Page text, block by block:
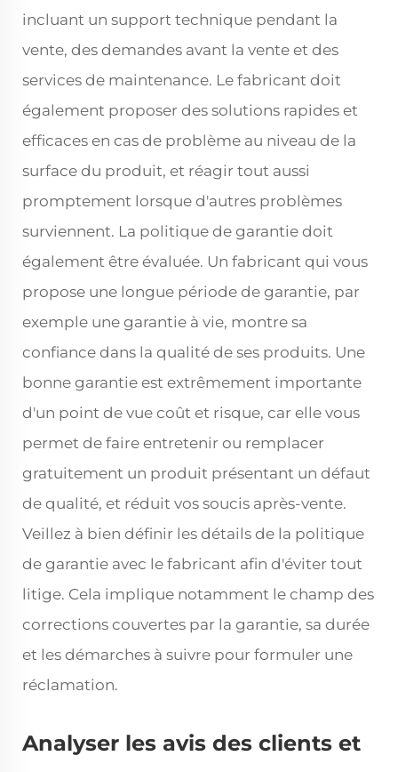
incluant un support technique pendant la
vente, des demandes avant la vente et des
services de maintenance. Le fabricant doit
également proposer des solutions rapides et
efficaces en cas de problème au niveau de la
surface du produit, et réagir tout aussi
promptement lorsque d'autres problèmes
surviennent. La politique de garantie doit
également être évaluée. Un fabricant qui vous
propose une longue période de garantie, par
exemple une garantie à vie, montre sa
confiance dans la qualité de ses produits. Une
bonne garantie est extrêmement importante
d'un point de vue coût et risque, car elle vous
permet de faire entretenir ou remplacer
gratuitement un produit présentant un défaut
de qualité, et réduit vos soucis après-vente.
Veillez à bien définir les détails de la politique
de garantie avec le fabricant afin d'éviter tout
litige. Cela implique notamment le champ des
corrections couvertes par la garantie, sa durée
et les démarches à suivre pour formuler une
réclamation.
Analyser les avis des clients et